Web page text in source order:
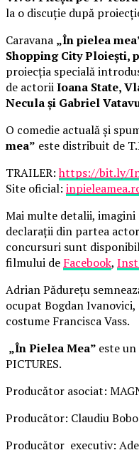
la o discuție după
Caravana „În pielea
Shopping City Ploiești,
proiecția specială
de actoriiIoana State,
Necula și Gabriel
O comedie actuală și
mea” este distribuit de
TRAILER:https://bit.ly/
Site oficial:
Mai multe detalii,
declarații din partea
concursuri sunt
filmului de Facebook,
Adrian Pădurețu
ocupat Bogdan
costume Francisca Vass.
„În Pielea Mea” este
PICTURES.
Producător asociat:
Producător: Claudiu
Producător executiv: